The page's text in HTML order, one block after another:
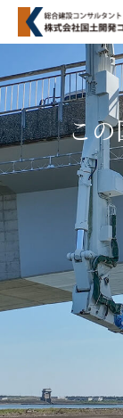
この